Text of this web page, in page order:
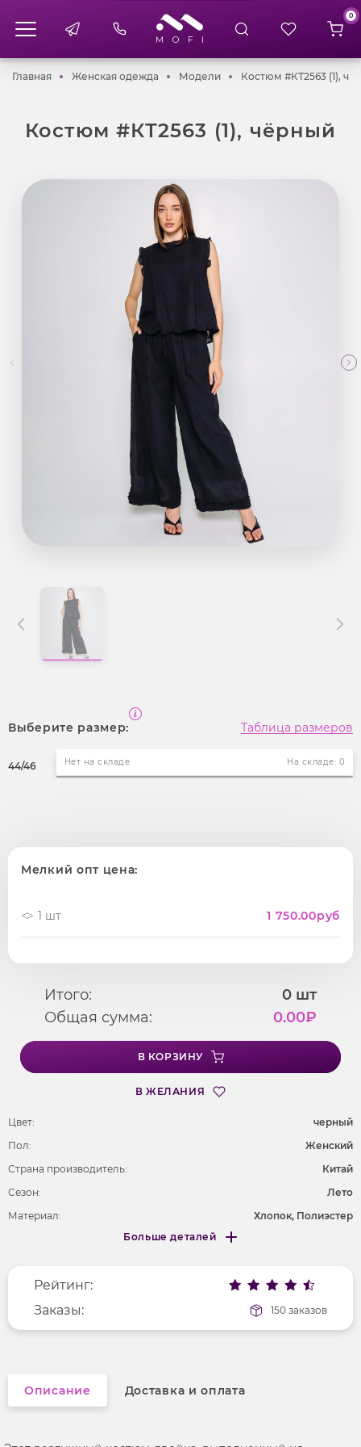
0
ГлавнаяГлавнаяЖенская одежда Женская одежда
МоделиМоделиКостюм #КТ2563 (1),
Костюм #КТ2563 (1), чёрный
Выберите размер: Таблица размеров
44/46 Нет на складе На складе: 0
Мелкий опт цена:
1 шт 1 750.00руб
Итого: 0 шт
Общая сумма:
0.00₽
В КОРЗИНУ
В ЖЕЛАНИЯ
Цвет:
черный
Пол:
Женский
Страна производитель:
Китай
Сезон:
Лето
Материал:
Хлопок, Полиэстер
Фактура материала
текстильный
Длина рукава
без рукавов
Вырез горловины
округлый
Больше деталей
Меньше деталей
Рейтинг:
Заказы:
150 заказов
Описание Доставка и оплата